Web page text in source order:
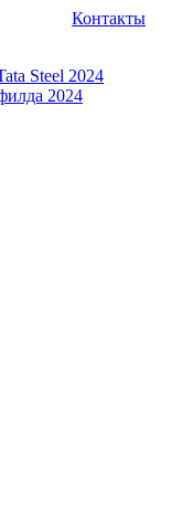
Контакты
Steel 2024
2024